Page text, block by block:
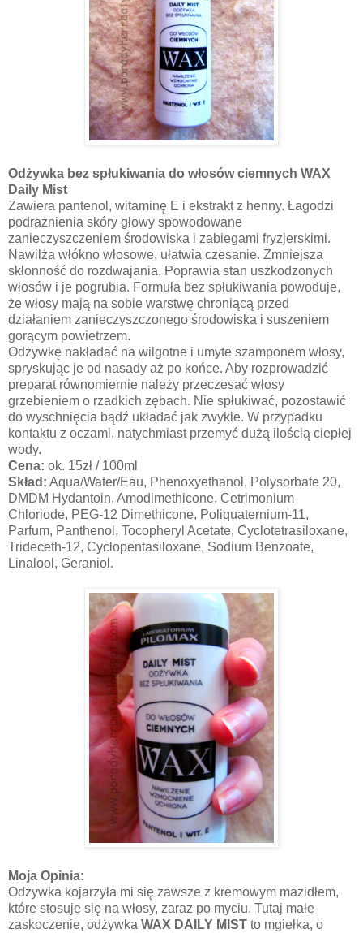
Odżywka bez spłukiwania do włosów ciemnych WAX
Daily Mist
Zawiera pantenol, witaminę E i ekstrakt z henny. Łagodzi
podrażnienia skóry głowy spowodowane
zanieczyszczeniem środowiska i zabiegami fryzjerskimi.
Nawilża włókno włosowe, ułatwia czesanie. Zmniejsza
skłonność do rozdwajania. Poprawia stan uszkodzonych
włosów i je pogrubia. Formuła bez spłukiwania powoduje,
że włosy mają na sobie warstwę chroniącą przed
działaniem zanieczyszczonego środowiska i suszeniem
gorącym powietrzem.
Odżywkę nakładać na wilgotne i umyte szamponem włosy,
spryskując je od nasady aż po końce. Aby rozprowadzić
preparat równomiernie należy przeczesać włosy
grzebieniem o rzadkich zębach. Nie spłukiwać, pozostawić
do wyschnięcia bądź układać jak zwykle. W przypadku
kontaktu z oczami, natychmiast przemyć dużą ilością ciepłej
wody.
Cena: ok. 15zł / 100ml
Skład: Aqua/Water/Eau, Phenoxyethanol, Polysorbate 20,
DMDM Hydantoin, Amodimethicone, Cetrimonium
Chloriode, PEG-12 Dimethicone, Poliquaternium-11,
Parfum, Panthenol, Tocopheryl Acetate, Cyclotetrasiloxane,
Trideceth-12, Cyclopentasiloxane, Sodium Benzoate,
Linalool, Geraniol.
Moja Opinia:
Odżywka kojarzyła mi się zawsze z kremowym mazidłem,
które stosuje się na włosy, zaraz po myciu. Tutaj małe
zaskoczenie, odżywka WAX DAILY MIST to mgiełka, o